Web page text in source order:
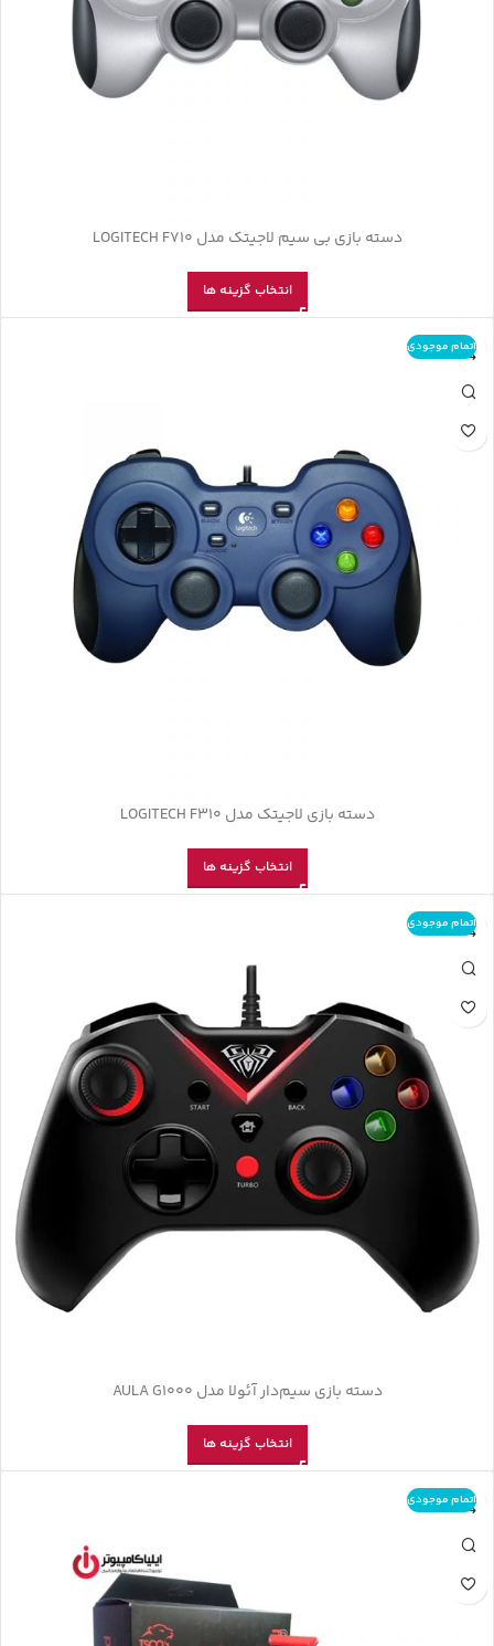
دسته بازی بی سیم لاجیتک مدل LOGITECH F710
انتخاب گزینه ها
اتمام موجودی
دسته بازی لاجیتک مدل LOGITECH F310
انتخاب گزینه ها
اتمام موجودی
دسته بازی سیم‌دار آئولا مدل AULA G1000
انتخاب گزینه ها
اتمام موجودی